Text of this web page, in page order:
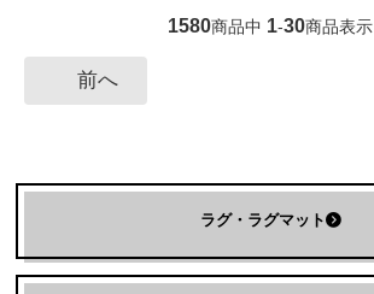
1580商品中 1-30商品表示
前へ
ラグ・ラグマット